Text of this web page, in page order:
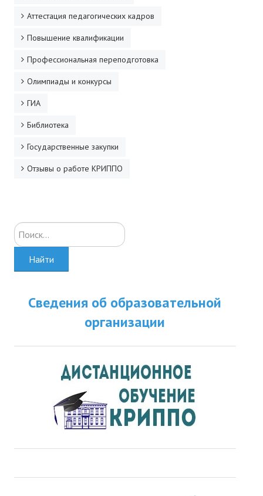
Повышение квалификации
КОНТАКТЫ
Аттестация педагогических кадров
Повышение квалификации
Профессиональная переподготовка
Олимпиады и конкурсы
ГИА
Библиотека
Государственные закупки
Отзывы о работе КРИППО
Искать...
Найти
Сведения об образовательной
организации